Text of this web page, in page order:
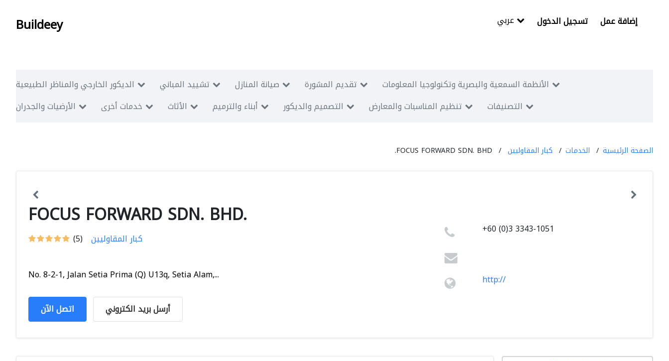
Buildeey تسجيل الدخول إضافة عمل
الديكور الخارجي والمناظر الطبيعية تشييد المباني صيانة المنازل تقديم المشورة
الأنظمة السمعية والبصرية وتكنولوجيا المعلومات
الأرضيات والجدران
خدمات أخرى الأثاث أبناء والترميم التصميم والديكور تنظيم المناسبات والمعارض التصنيفات
الصفحة الرئيسية الخدمات كبار المقاوليين FOCUS FORWARD SDN. BHD.
FOCUS FORWARD SDN. BHD.
(5) كبار المقاوليين
No. 8-2-1, Jalan Setia Prima (Q) U13q, Setia Alam,...
اتصل الآن أرسل بريد الكتروني
+60 (0)3 3343-1051
http://